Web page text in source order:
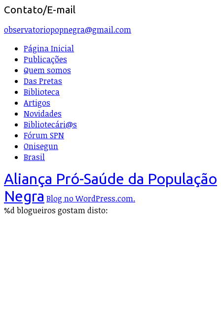
Contato/E-mail
observatoriopopnegra@gmail.com
Página Inicial
Publicações
Quem somos
Das Pretas
Biblioteca
Artigos
Novidades
Bibliotecári@s
Fórum SPN
Onisegun
Brasil
Aliança Pró-Saúde da População
Negra Blog no WordPress.com.
%dblogueiros gostam disto: